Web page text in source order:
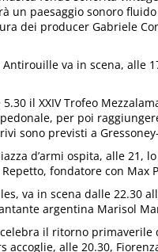
un paesaggio sonoro
dei producer Gabriele
va in scena, alle
5.30 il XXIV Trofeo
per poi
sono previsti a
d’armi ospita, alle 21,
fondatore con Max
va in scena dalle 22.30
argentina Marisol
il ritorno primaverile
alle 20.30,